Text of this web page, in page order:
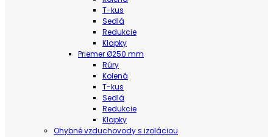
T-kus
Sedlá
Redukcie
Klapky
Priemer Ø250 mm
Rúry
Kolená
T-kus
Sedlá
Redukcie
Klapky
Ohybné vzduchovody s izoláciou